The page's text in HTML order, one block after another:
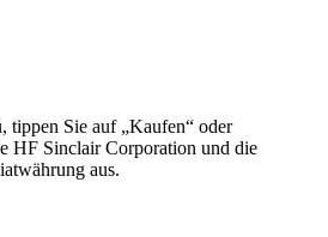
tippen Sie auf „Kaufen“ oder
HF Sinclair Corporation und die
aus.